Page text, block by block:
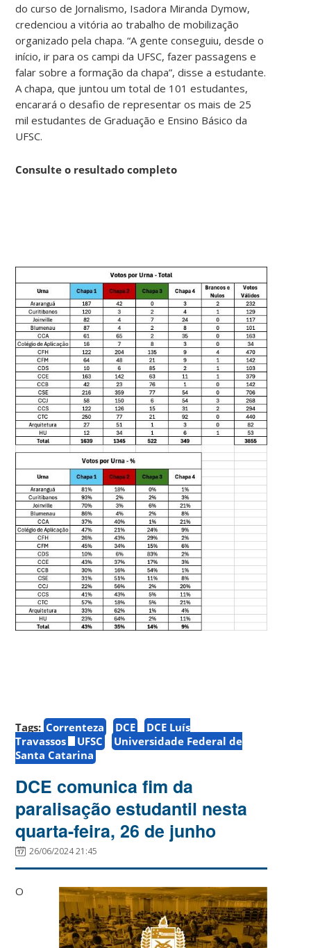
do curso de Jornalismo, Isadora Miranda Dymow,
credenciou a vitória ao trabalho de mobilização
organizado pela chapa. “A gente conseguiu, desde o
início, ir para os campi da UFSC, fazer passagens e
falar sobre a formação da chapa”, disse a estudante.
A chapa, que juntou um total de 101 estudantes,
encarará o desafio de representar os mais de 25
mil estudantes de Graduação e Ensino Básico da
UFSC.
Consulte o resultado completo
Tags: Correnteza DCE
DCE Luís
Travassos
UFSC
Universidade Federal de
Santa Catarina
DCE comunica fim da
paralisação estudantil nesta
quarta-feira, 26 de junho
26/06/2024 21:45
O